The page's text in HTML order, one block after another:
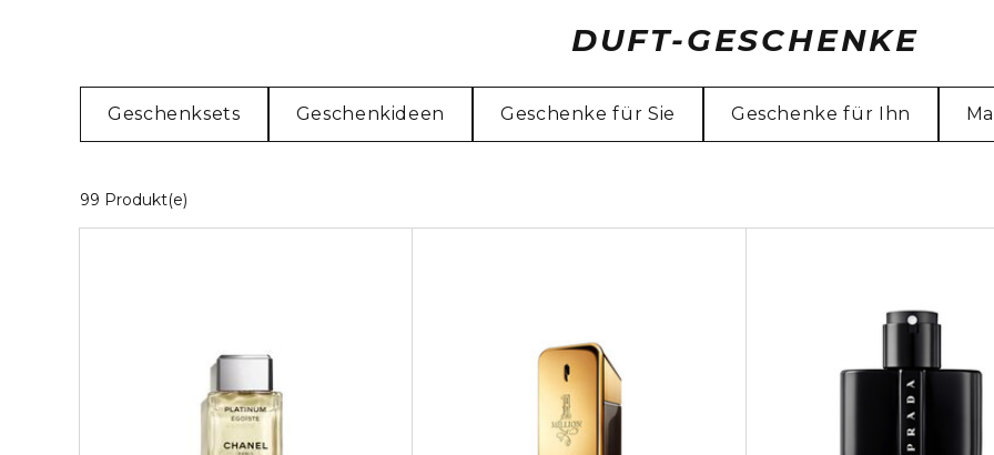
DUFT-GESCHENKE
Geschenksets Geschenkideen Geschenke für Sie Geschenke für Ihn
99 Produkt(e)